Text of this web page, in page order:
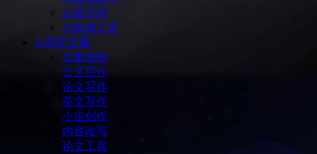
Ai提示词
Ai绘画工具
Ai写作文案
文案营销
公文写作
论文写作
英文写作
小说创作
内容改写
论文工具